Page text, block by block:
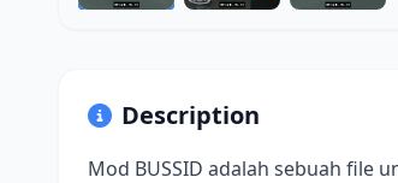
Description
Mod BUSSID adalah sebuah file